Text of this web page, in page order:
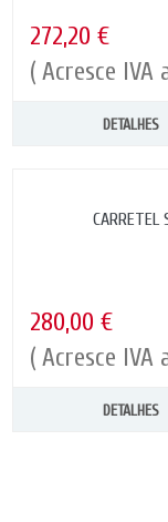
272,20 €
( Acresce IVA
DETALHES
CARRETEL
280,00 €
( Acresce IVA
DETALHES